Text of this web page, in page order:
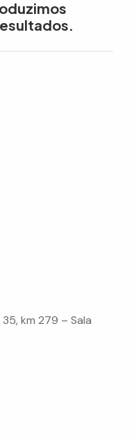
km 279 – Sala